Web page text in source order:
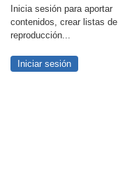
Inicia sesión para aportar
contenidos, crear listas de
reproducción...
Iniciar sesión